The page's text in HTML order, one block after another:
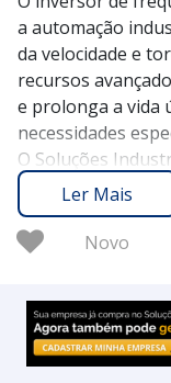
a automação
da velocidade e
recursos
e prolonga a vida
necessidades
O Soluções
aos melhores
frequência,
Desde 2012, mais
experiência de
Solicite um
conheça as
Ler Mais
Novo